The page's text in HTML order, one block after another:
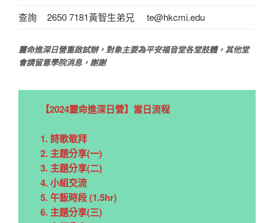
查詢
2650 7181黃智生弟兄 te@hkcmi.edu
靈命進深日營重啟試辦，對象主要為平安福音堂各堂肢體，其他堂
會請留意學院消息，謝謝
【2024靈命進深日營】當日流程
1. 詩歌敬拜
2. 主題分享(一)
3. 主題分享(二)
4. 小組交流
5. 午飯時段 (1.5hr)
6. 主題分享(三)